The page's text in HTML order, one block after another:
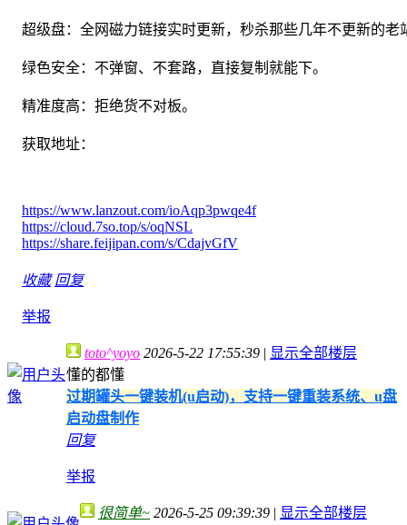
超级盘：全网磁力链接实时更新，秒杀那些几年不更新的老
绿色安全：不弹窗、不套路，直接复制就能下。
精准度高：拒绝货不对板。
获取地址：
https://www.lanzout.com/ioAqp3pwqe4f
https://cloud.7so.top/s/oqNSL
https://share.feijipan.com/s/CdajvGfV
收藏 回复
举报
toto^yoyo 2026-5-22 17:55:39 | 显示全部楼层
懂的都懂
过期罐头一键装机(u启动)，支持一键重装系统、u盘
启动盘制作
回复
举报
很简单~ 2026-5-25 09:39:39 | 显示全部楼层